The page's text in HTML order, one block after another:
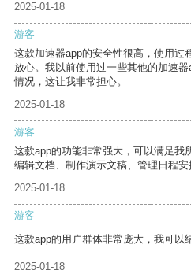
2025-01-18
游客
这款加速器app的安全性很高，使用过
放心。我以前使用过一些其他的加速
情况，这让我非常担心。
2025-01-18
游客
这款app的功能非常强大，可以满足我
编辑文档、制作演示文稿、管理日程安
2025-01-18
游客
这款app的用户群体非常庞大，我可以
2025-01-18